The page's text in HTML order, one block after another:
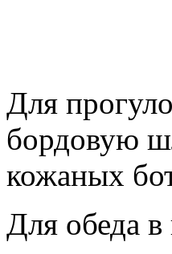
Для
бордовую
кожаных
Для обеда в